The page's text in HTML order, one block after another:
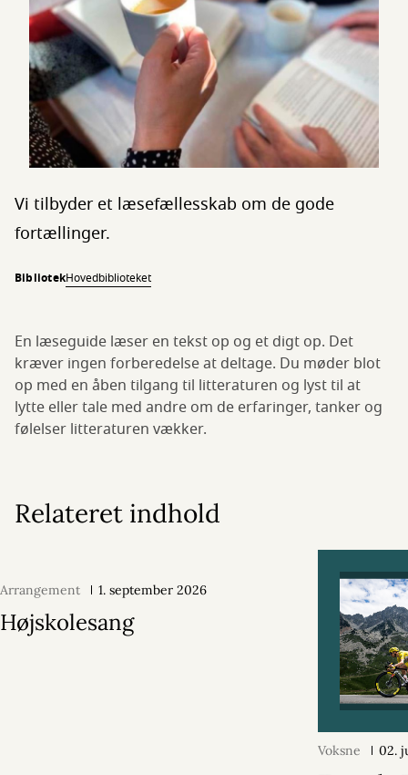
Vi tilbyder et læsefællesskab om de gode
fortællinger.
BibliotekHovedbiblioteket
En læseguide læser en tekst op og et digt op. Det
kræver ingen forberedelse at deltage. Du møder blot
op med en åben tilgang til litteraturen og lyst til at
lytte eller tale med andre om de erfaringer, tanker og
følelser litteraturen vækker.
Relateret indhold
Arrangement 1. september 2026
Højskolesang
Voksne 02.